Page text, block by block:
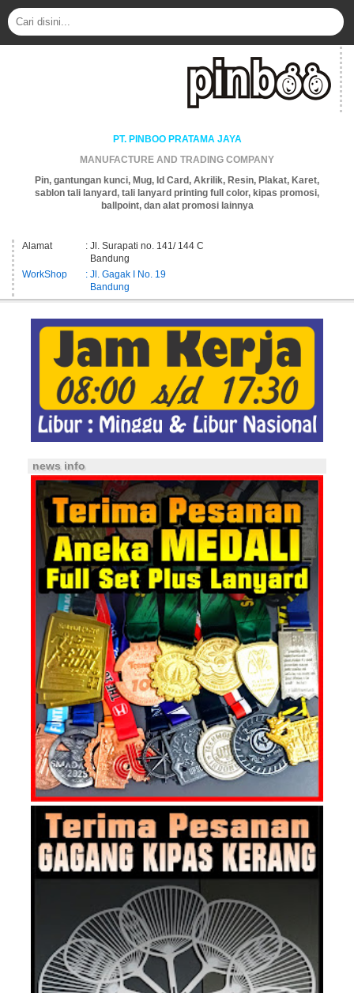
PT. PINBOO PRATAMA JAYA
MANUFACTURE AND TRADING COMPANY
Pin, gantungan kunci, Mug, Id Card, Akrilik, Resin, Plakat, Karet,
sablon tali lanyard, tali lanyard printing full color, kipas promosi,
ballpoint, dan alat promosi lainnya
Alamat
: Jl. Surapati no. 141/ 144 C
Bandung
WorkShop
: Jl. Gagak I No. 19
Bandung
news info